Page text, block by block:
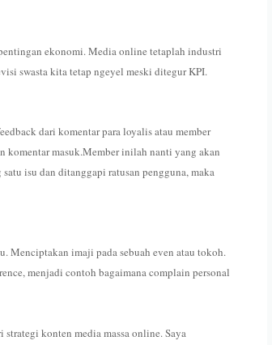
ekonomi. Media online tetaplah industri
swasta kita tetap ngeyel meski ditegur KPI.
dari komentar para loyalis atau member
komentar masuk.Member inilah nanti yang akan
isu dan ditanggapi ratusan pengguna, maka
Menciptakan imaji pada sebuah even atau tokoh.
menjadi contoh bagaimana complain personal
konten media massa online. Saya